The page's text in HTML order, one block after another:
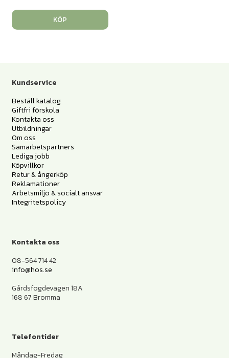
KÖP
Kundservice
Beställ katalog
Giftfri förskola
Kontakta oss
Utbildningar
Om oss
Samarbetspartners
Lediga jobb
Köpvillkor
Retur & ångerköp
Reklamationer
Arbetsmiljö & socialt ansvar
Integritetspolicy
Kontakta oss
08-564 714 42
info@hos.se
Gårdsfogdevägen 18A
168 67 Bromma
Telefontider
Måndag-Fredag